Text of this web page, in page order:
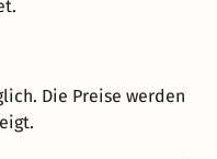
Die Preise werden